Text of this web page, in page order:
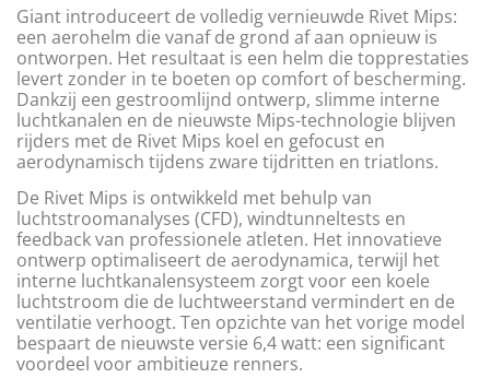
Giant introduceert de volledig vernieuwde Rivet Mips:
een aerohelm die vanaf de grond af aan opnieuw is
ontworpen. Het resultaat is een helm die topprestaties
levert zonder in te boeten op comfort of bescherming.
Dankzij een gestroomlijnd ontwerp, slimme interne
luchtkanalen en de nieuwste Mips-technologie blijven
rijders met de Rivet Mips koel en gefocust en
aerodynamisch tijdens zware tijdritten en triatlons.
De Rivet Mips is ontwikkeld met behulp van
luchtstroomanalyses (CFD), windtunneltests en
feedback van professionele atleten. Het innovatieve
ontwerp optimaliseert de aerodynamica, terwijl het
interne luchtkanalensysteem zorgt voor een koele
luchtstroom die de luchtweerstand vermindert en de
ventilatie verhoogt. Ten opzichte van het vorige model
bespaart de nieuwste versie 6,4 watt: een significant
voordeel voor ambitieuze renners.